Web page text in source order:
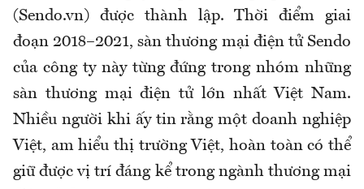
(Sendo.vn) được thành lập. Thời điểm giai
đoạn 2018–2021, sàn thương mại điện tử Sendo
của công ty này từng đứng trong nhóm những
sàn thương mại điện tử lớn nhất Việt Nam.
Nhiều người khi ấy tin rằng một doanh nghiệp
Việt, am hiểu thị trường Việt, hoàn toàn có thể
giữ được vị trí đáng kể trong ngành thương mại